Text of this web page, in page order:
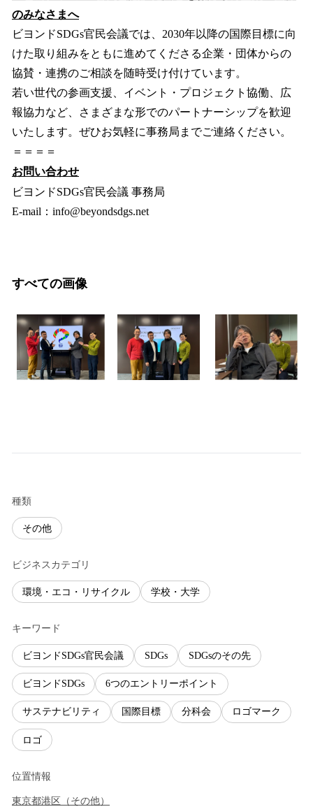
のみなさまへ
ビヨンドSDGs官民会議では、2030年以降の国際目標に向
けた取り組みをともに進めてくださる企業・団体からの
協賛・連携のご相談を随時受け付けています。
若い世代の参画支援、イベント・プロジェクト協働、広
報協力など、さまざまな形でのパートナーシップを歓迎
いたします。ぜひお気軽に事務局までご連絡ください。
＝＝＝＝
お問い合わせ
ビヨンドSDGs官民会議 事務局
E-mail：info@beyondsdgs.net
すべての画像
種類
その他
ビジネスカテゴリ
環境・エコ・リサイクル 学校・大学
キーワード
ビヨンドSDGs官民会議 SDGs SDGsのその先
ビヨンドSDGs 6つのエントリーポイント
サステナビリティ 国際目標 分科会 ロゴマーク
ロゴ
位置情報
東京都港区 （ その他）